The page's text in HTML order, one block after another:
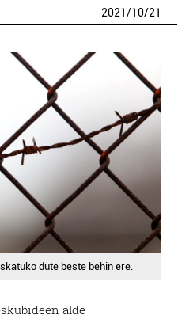
2021/10/21
dute beste behin ere.
alde